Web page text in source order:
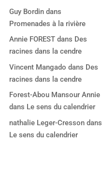
Guy Bordindans
Promenades à la rivière
Annie FORESTdans Des
racines dans la cendre
Vincent Mangado dans Des
racines dans la cendre
Forest-Abou Mansour Annie
dans Le sens du calendrier
nathalie Leger-Cressondans
Le sens du calendrier